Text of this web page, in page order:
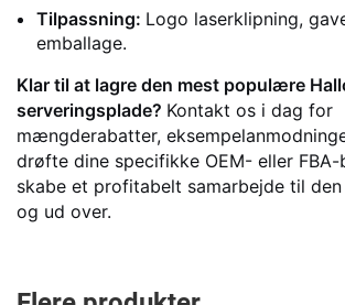
Tilpassning: Logo laserklipning,
emballage.
Klar til at lagre den mest populære
serveringsplade? Kontakt os i dag for
mængderabatter,
drøfte dine specifikke OEM- eller FBA-
skabe et profitabelt samarbejde til
og ud over.